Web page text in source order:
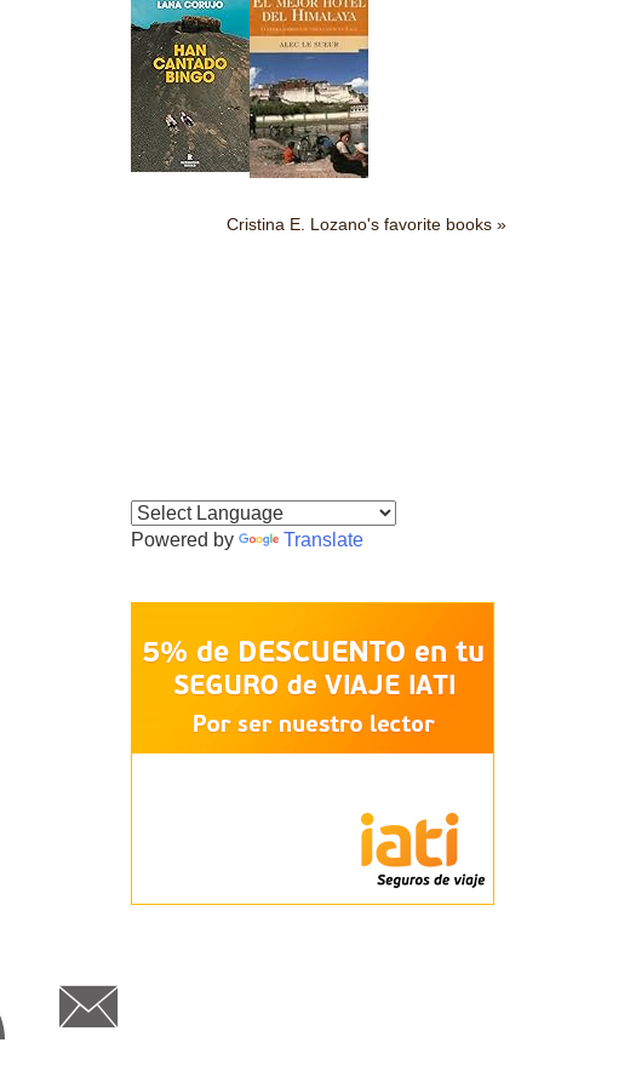
Cristina E. Lozano's favorite books »
Powered by Translate